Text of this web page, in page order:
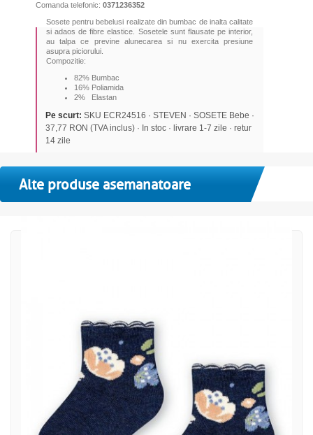
Comanda telefonic: 0371236352
Sosete pentru bebelusi realizate din bumbac de inalta calitate
si adaos de fibre elastice. Sosetele sunt flausate pe interior,
au talpa ce previne alunecarea si nu exercita presiune
asupra piciorului.
Compozitie:
82% Bumbac
16% Poliamida
2% Elastan
Pe scurt: SKU ECR24516 · STEVEN · SOSETE Bebe ·
37,77 RON (TVA inclus) · In stoc · livrare 1-7 zile · retur
14 zile
Alte produse asemanatoare